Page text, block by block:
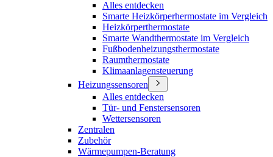
Alles entdecken
Smarte Heizkörperhermostate im Vergleich
Heizkörperthermostate
Smarte Wandthermostate im Vergleich
Fußbodenheizungsthermostate
Raumthermostate
Klimaanlagensteuerung
Heizungssensoren
Alles entdecken
Tür- und Fenstersensoren
Wettersensoren
Zentralen
Zubehör
Wärmepumpen-Beratung